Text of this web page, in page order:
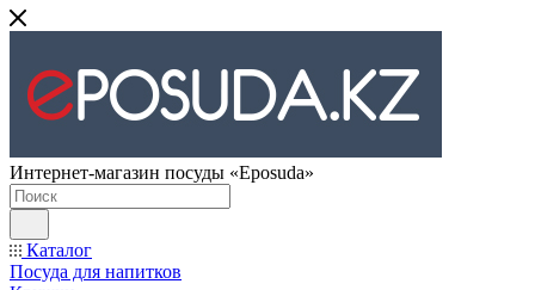
Интернет-магазин посуды «Eposuda»
Каталог
Посуда для напитков